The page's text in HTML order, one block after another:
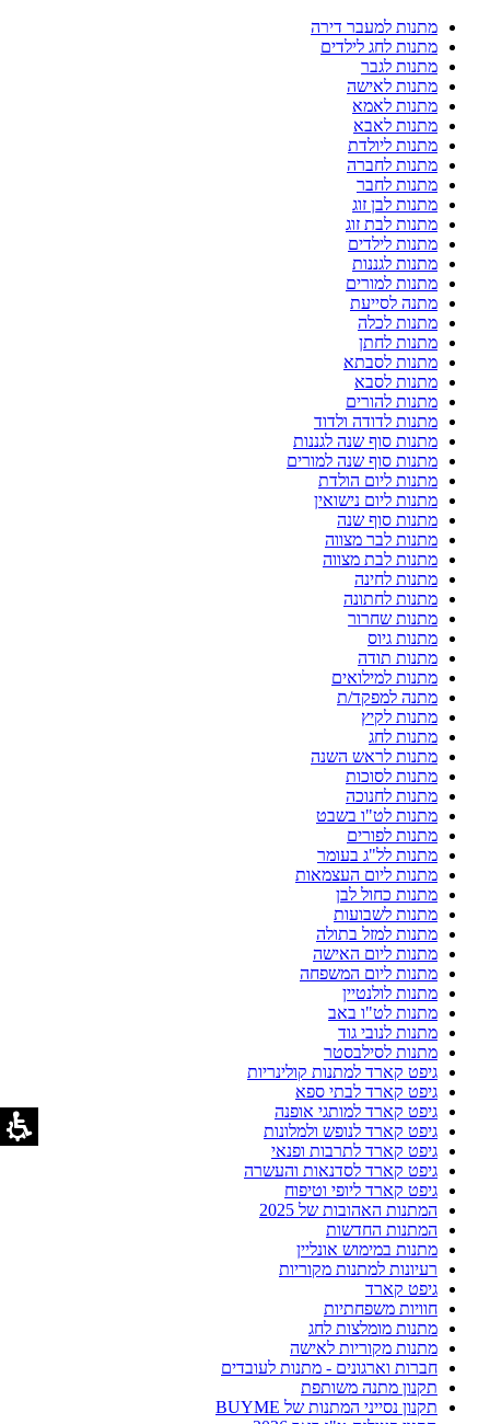
מתנות למעבר דירה
מתנות לחג לילדים
מתנות לגבר
מתנות לאישה
מתנות לאמא
מתנות לאבא
מתנות ליולדת
מתנות לחברה
מתנות לחבר
מתנות לבן זוג
מתנות לבת זוג
מתנות לילדים
מתנות לגננות
מתנות למורים
מתנה לסייעת
מתנות לכלה
מתנות לחתן
מתנות לסבתא
מתנות לסבא
מתנות להורים
מתנות לדודה ולדוד
מתנות סוף שנה לגננות
מתנות סוף שנה למורים
מתנות ליום הולדת
מתנות ליום נישואין
מתנות סוף שנה
מתנות לבר מצווה
מתנות לבת מצווה
מתנות לחינה
מתנות לחתונה
מתנות שחרור
מתנות גיוס
מתנות תודה
מתנות למילואים
מתנה למפקד/ת
מתנות לקיץ
מתנות לחג
מתנות לראש השנה
מתנות לסוכות
מתנות לחנוכה
מתנות לט"ו בשבט
מתנות לפורים
מתנות לל"ג בעומר
מתנות ליום העצמאות
מתנות כחול לבן
מתנות לשבועות
מתנות למזל בתולה
מתנות ליום האישה
מתנות ליום המשפחה
מתנות לולנטיין
מתנות לט"ו באב
מתנות לנובי גוד
מתנות לסילבסטר
גיפט קארד למתנות קולינריות
גיפט קארד לבתי ספא
גיפט קארד למותגי אופנה
גיפט קארד לנופש ולמלונות
גיפט קארד לתרבות ופנאי
גיפט קארד לסדנאות והעשרה
גיפט קארד ליופי וטיפוח
המתנות האהובות של 2025
המתנות החדשות
מתנות במימוש אונליין
רעיונות למתנות מקוריות
גיפט קארד
חוויות משפחתיות
מתנות מומלצות לחג
מתנות מקוריות לאישה
חברות וארגונים - מתנות לעובדים
תקנון מתנה משותפת
תקנון נסייני המתנות של BUYME